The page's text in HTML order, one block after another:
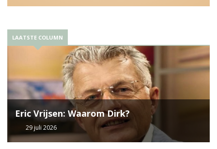
LAATSTE COLUMN
Eric Vrijsen: Waarom Dirk?
29 juli 2026